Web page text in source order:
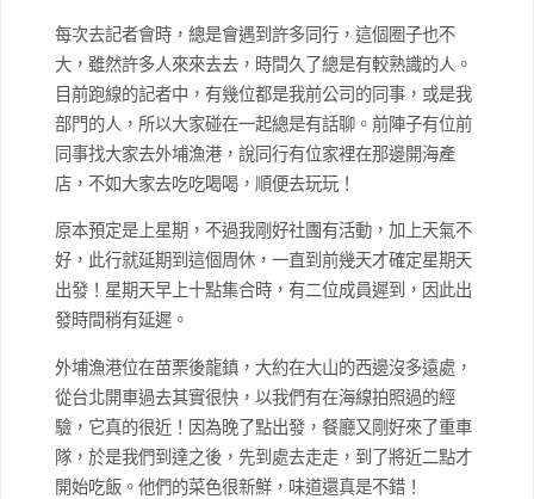
每次去記者會時，總是會遇到許多同行，這個圈子也不
大，雖然許多人來來去去，時間久了總是有較熟識的人。
目前跑線的記者中，有幾位都是我前公司的同事，或是我
部門的人，所以大家碰在一起總是有話聊。前陣子有位前
同事找大家去外埔漁港，說同行有位家裡在那邊開海產
店，不如大家去吃吃喝喝，順便去玩玩！
原本預定是上星期，不過我剛好社團有活動，加上天氣不
好，此行就延期到這個周休，一直到前幾天才確定星期天
出發！星期天早上十點集合時，有二位成員遲到，因此出
發時間稍有延遲。
外埔漁港位在苗栗後龍鎮，大約在大山的西邊沒多遠處，
從台北開車過去其實很快，以我們有在海線拍照過的經
驗，它真的很近！因為晚了點出發，餐廳又剛好來了重車
隊，於是我們到達之後，先到處去走走，到了將近二點才
開始吃飯。他們的菜色很新鮮，味道還真是不錯！